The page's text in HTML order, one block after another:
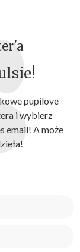
pupilove
i wybierz
email! A może